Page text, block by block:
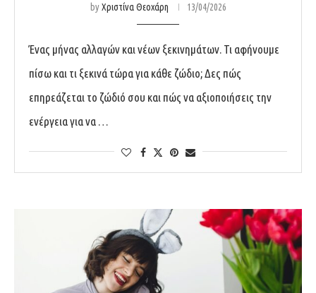
byΧριστίνα Θεοχάρη 13/04/2026
Ένας μήνας αλλαγών και νέων ξεκινημάτων. Τι αφήνουμε
πίσω και τι ξεκινά τώρα για κάθε ζώδιο; Δες πώς
επηρεάζεται το ζώδιό σου και πώς να αξιοποιήσεις την
ενέργεια για να …